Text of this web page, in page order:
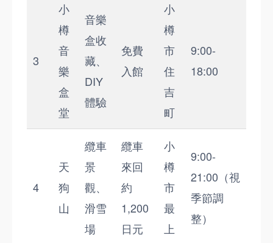
3
小
樽
音
樂
盒
堂
音樂
盒收
藏、
DIY
體驗
免費
入館
小
樽
市
住
吉
町
9:00-
18:00
4
天
狗
山
纜車
景
觀、
滑雪
場
纜車
來回
約
1,200
日元
小
樽
市
最
上
9:00-
21:00（視
季節調
整）